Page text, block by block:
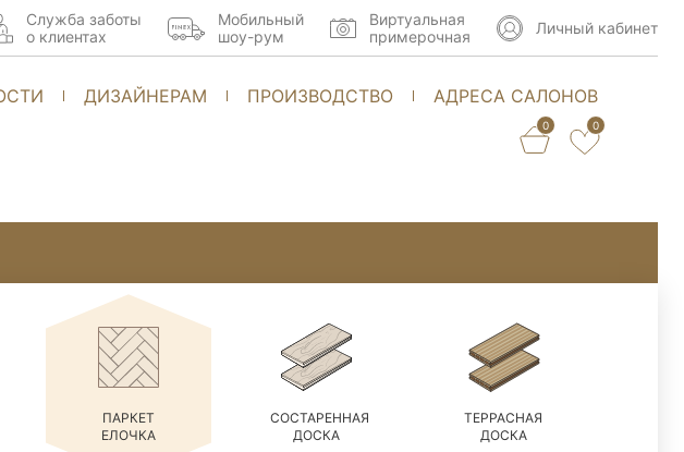
ДИЗАЙНЕРАМ ПРОИЗВОДСТВО АДРЕСА САЛОНОВ
0 0
Cлужба заботы
о клиентах
Мобильный
шоу-рум
Виртуальная
примерочная
Личный кабинет
ПАРКЕТ
ЕЛОЧКА
СОСТАРЕННАЯ
ДОСКА
ТЕРРАСНАЯ
ДОСКА